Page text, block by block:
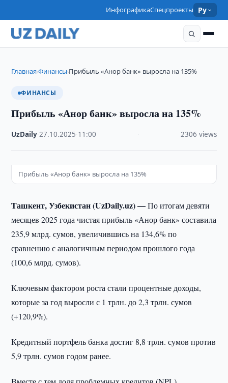
ИнфографикаСпецпроекты Ру
Главная›Финансы›Прибыль «Анор банк» выросла на 135%
ФИНАНСЫ
Прибыль «Анор банк» выросла на 135%
UzDaily ·27.10.2025 11:00 2306 views
Прибыль «Анор банк» выросла на 135%
Ташкент, Узбекистан (UzDaily.uz) —По итогам девяти
месяцев 2025 года чистая прибыль «Анор банк» составила
235,9 млрд. сумов, увеличившись на 134,6% по
сравнению с аналогичным периодом прошлого года
(100,6 млрд. сумов).
Ключевым фактором роста стали процентные доходы,
которые за год выросли с 1 трлн. до 2,3 трлн. сумов
(+120,9%).
Кредитный портфель банка достиг 8,8 трлн. сумов против
5,9 трлн. сумов годом ранее.